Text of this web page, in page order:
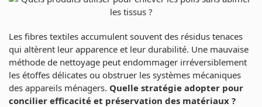
Les fibres textiles accumulent souvent des résidus tenaces
qui altèrent leur apparence et leur durabilité. Une mauvaise
méthode de nettoyage peut endommager irréversiblement
les étoffes délicates ou obstruer les systèmes mécaniques
des appareils ménagers. Quelle stratégie adopter pour
concilier efficacité et préservation des matériaux ?